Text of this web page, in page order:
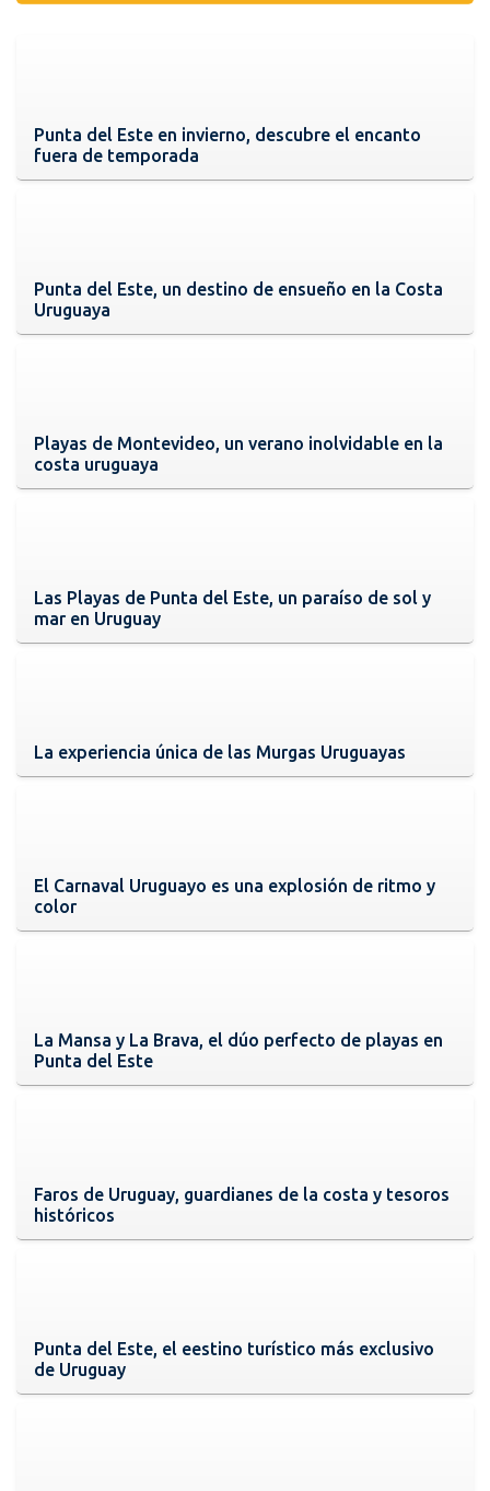
Punta del Este en invierno, descubre el encanto
fuera de temporada
Punta del Este, un destino de ensueño en la Costa
Uruguaya
Playas de Montevideo, un verano inolvidable en la
costa uruguaya
Las Playas de Punta del Este, un paraíso de sol y
mar en Uruguay
La experiencia única de las Murgas Uruguayas
El Carnaval Uruguayo es una explosión de ritmo y
color
La Mansa y La Brava, el dúo perfecto de playas en
Punta del Este
Faros de Uruguay, guardianes de la costa y tesoros
históricos
Punta del Este, el eestino turístico más exclusivo
de Uruguay